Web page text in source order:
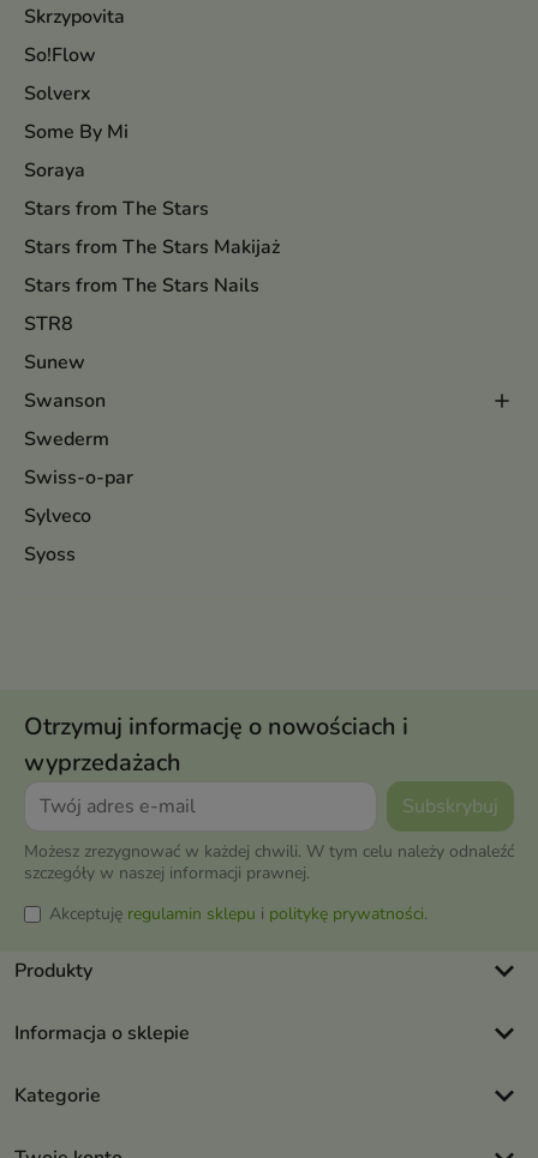
Skrzypovita
So!Flow
Solverx
Some By Mi
Soraya
Stars from The Stars
Stars from The Stars Makijaż
Stars from The Stars Nails
STR8
Sunew
Swanson
Swederm
Swiss-o-par
Sylveco
Syoss
Otrzymuj informację o nowościach i
wyprzedażach
Możesz zrezygnować w każdej chwili. W tym celu należy odnaleźć
szczegóły w naszej informacji prawnej.
Akceptuję regulamin sklepu i politykę prywatności.
Produkty keyboard_arrow_down
Informacja o sklepie keyboard_arrow_down
Kategorie keyboard_arrow_down